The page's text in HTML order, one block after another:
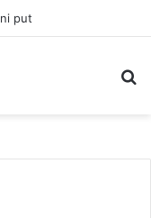
Trebinja